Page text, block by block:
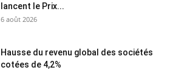
lancent le Prix...
6 août 2026
Hausse du revenu global des sociétés
cotées de 4,2%